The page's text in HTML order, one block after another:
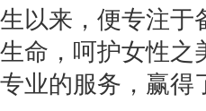
生以来，便专注于
生命，呵护女性之
专业的服务，赢得